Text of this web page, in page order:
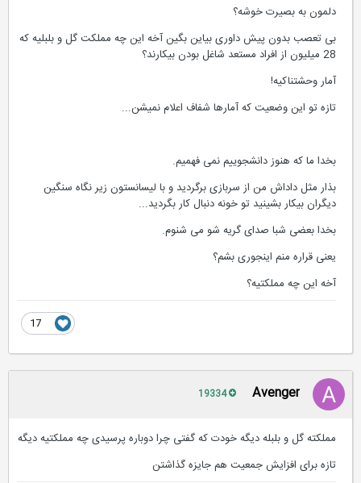
دلمون به بصیرت خوشه؟
بی تعصب بدون پیش داوری بیاین بگین آخه این چه مملکت گل و بلبلیه که
آمار وحشتناکیه!
تازه تو این وضعیت که آمارها شفاف اعلام نمیشن...
بخدا ما که هنوز دانشجوییم نمی فهمیم.
بذار مثل داداش من از سربازی برگردید و با لیسانستون زیر نگاه سنگین
دیگران بیکار بشینید تو خونه دنبال کار بگردید...
بخدا بعضی شبا صدای گریه شو می شنوم.
یعنی قراره منم اینجوری بشم؟
آخه این چه مملکتیه؟
Avenger
مملکته گل و بلبله دیگه خودت که گفتی چرا دوباره پرسیدی چه مملکتیه دیگه
تازه برای افزایش جمعیت هم جایزه گذاشتن